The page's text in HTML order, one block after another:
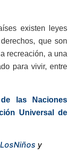
existen leyes
que son
recreación, a una
para vivir, entre
las Naciones
Universal de
y